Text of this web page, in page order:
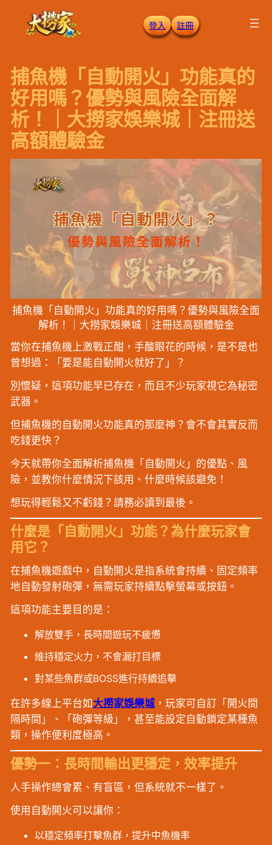
內
容
登入 註冊
捕魚機「自動開火」功能真的
好用嗎？優勢與風險全面解
析！｜大撈家娛樂城｜注冊送
高額體驗金
捕魚機「自動開火」功能真的好用嗎？優勢與風險全面
解析！｜大撈家娛樂城｜注冊送高額體驗金
當你在捕魚機上激戰正酣，手酸眼花的時候，是不是也
曾想過：「要是能自動開火就好了」？
別懷疑，這項功能早已存在，而且不少玩家視它為秘密
武器。
但捕魚機的自動開火功能真的那麼神？會不會其實反而
吃錢更快？
今天就帶你全面解析捕魚機「自動開火」的優點、風
險，並教你什麼情況下該用、什麼時候該避免！
想玩得輕鬆又不虧錢？請務必讀到最後。
什麼是「自動開火」功能？為什麼玩家會
用它？
在捕魚機遊戲中，自動開火是指系統會持續、固定頻率
地自動發射砲彈，無需玩家持續點擊螢幕或按鈕。
這項功能主要目的是：
解放雙手，長時間遊玩不疲憊
維持穩定火力，不會漏打目標
對某些魚群或BOSS進行持續追擊
在許多線上平台如 大撈家娛樂城，玩家可自訂「開火間
隔時間」、「砲彈等級」，甚至能設定自動鎖定某種魚
類，操作便利度極高。
優勢一：長時間輸出更穩定，效率提升
人手操作總會累、有盲區，但系統就不一樣了。
使用自動開火可以讓你：
以穩定頻率打擊魚群，提升中魚機率